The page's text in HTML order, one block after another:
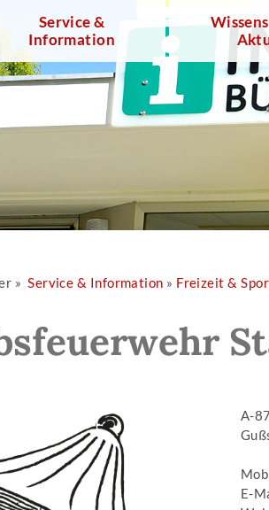
Service &
Information
»Service & Information » Freizeit &
A-
E-